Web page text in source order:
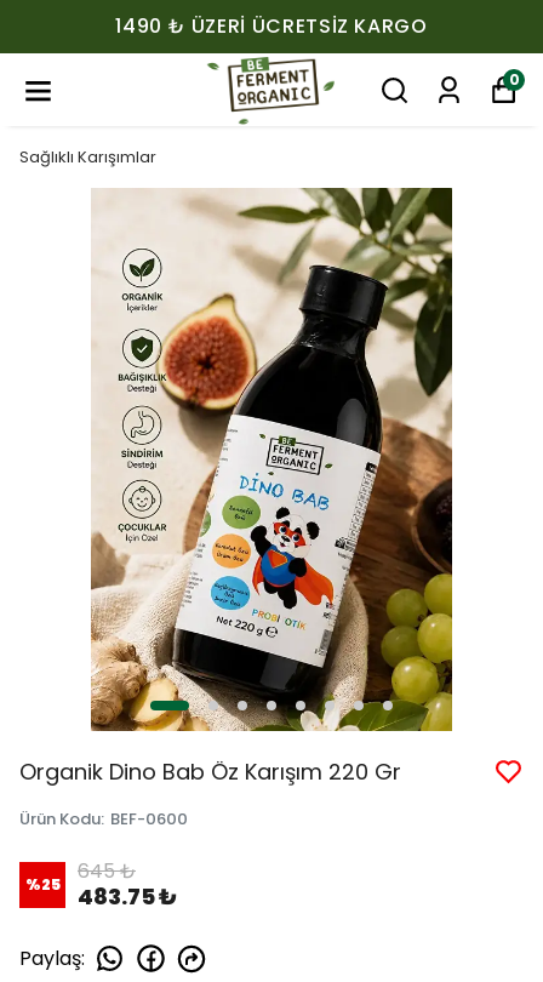
1490 ₺ ÜZERI ÜCRETSIZ KARGO
0
Sağlıklı Karışımlar
Organik Dino Bab Öz Karışım 220 Gr
Ürün Kodu: BEF-0600
%25 645 ₺
483.75 ₺
Paylaş: